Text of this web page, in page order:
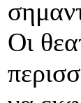
Οι